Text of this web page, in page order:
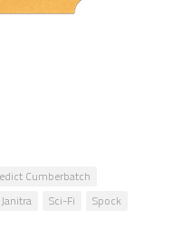
Cumberbatch
Sci-Fi
Spock